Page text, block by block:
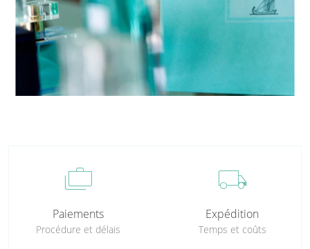
cases
Paiements
Procédure et délais
local_shipping
Expédition
Temps et coûts